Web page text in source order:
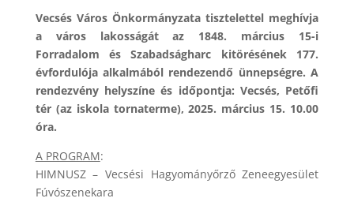
Vecsés Város Önkormányzata tisztelettel meghívja
a város lakosságát az 1848. március 15-i
Forradalom és Szabadságharc kitörésének 177.
évfordulója alkalmából rendezendő ünnepségre. A
rendezvény helyszíne és időpontja: Vecsés, Petőfi
tér (az iskola tornaterme), 2025. március 15. 10.00
óra.
A PROGRAM:
HIMNUSZ – Vecsési Hagyományőrző Zeneegyesület
Fúvószenekara